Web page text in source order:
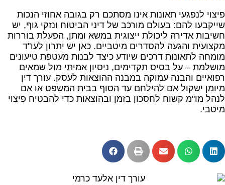
פיצוי לנפגעי תאונות אינו מסתכם רק בגובה אחוזי הנכות
שייקבעו להם: בעולם מורכב של דיני הביטוח ונזקי גוף, יש
חשיבות אדירה ליכולת ייצוגית במשא ומתן, הפעלת בוררות
מקצועית והגעה להסדרים מיטביים. כאן יש יתרון לעו"ד
מומחה לתאונות דרכים שיודע כיצד לבנות מעטפת טיעונים
מושלמת – על בסיס תקדימים, ניסיון אמיתי מול שמאים
רפואיים והבנה עמוקה במבנה ההוצאות לעסק. עורך דין
מיומן ישקול אם להילחם עד הסוף בבית המשפט או אם
לנהל מו"מ קשוח לחסכון בזמן ובהוצאות כדי להבטיח פיצוי
מיטבי.